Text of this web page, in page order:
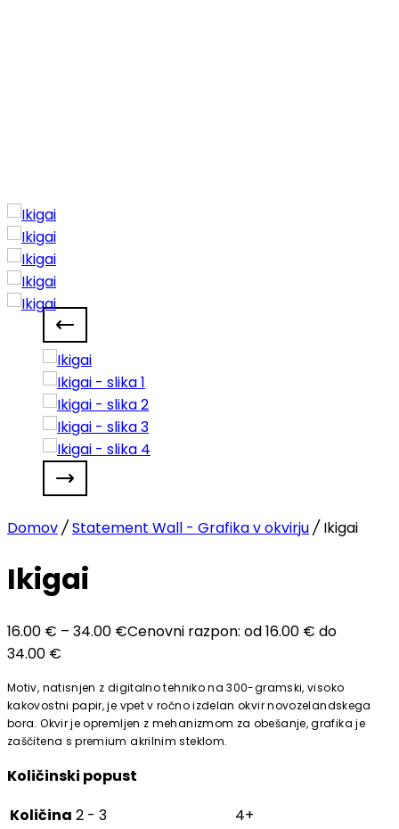
Domov/Statement Wall - Grafika v okvirju/ Ikigai
Ikigai
16.00 € – 34.00 €Cenovni razpon: od 16.00 € do
34.00 €
Motiv, natisnjen z digitalno tehniko na 300-gramski, visoko
kakovostni papir, je vpet v ročno izdelan okvir novozelandskega
bora. Okvir je opremljen z mehanizmom za obešanje, grafika je
zaščitena s premium akrilnim steklom.
Količinski popust
Količina 2 - 3 4+